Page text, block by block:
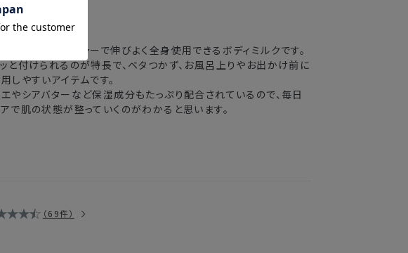
タッフ＜CS＞
みずしいテクスチャーで伸びよく全身使用できるボディミルクです。
と付けられるのが特長で、ベタつかず、お風呂上りやお出かけ前に
しやすいアイテムです。
やシアバターなど保湿成分もたっぷり配合されているので、毎日
で肌の状態が整っていくのがわかると思います。
69件